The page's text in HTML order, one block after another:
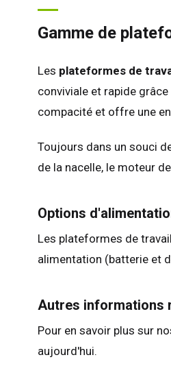
Gamme de
Les plateformes de
conviviale et rapide
compacité et offre une
Toujours dans un souci
de la nacelle, le moteur
Options
Les plateformes de
alimentation (batterie et
Autres informations
Pour en savoir plus sur
aujourd'hui.